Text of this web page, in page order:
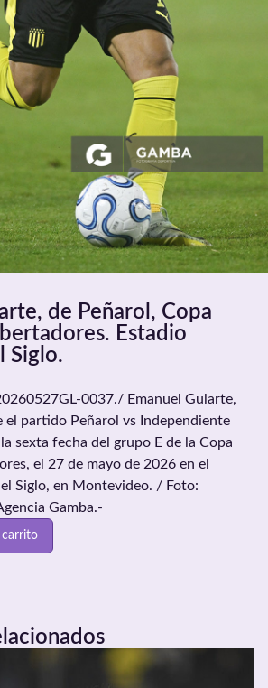
de Peñarol, Copa
Estadio
Siglo.
0037./ Emanuel Gularte,
el partido Peñarol vs Independiente
sexta fecha del grupo E de la Copa
el 27 de mayo de 2026 en el
Siglo, en Montevideo. / Foto:
Gamba.-
carrito